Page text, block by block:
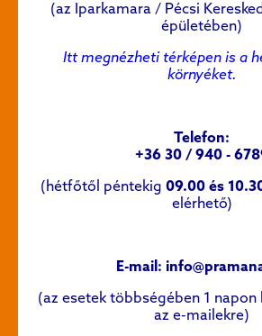
(az Iparkamara / Pécsi
épületében)
Itt megnézheti térképen is a
környéket.
Telefon:
+36 30 / 940 -
(hétfőtől péntekig 09.00 és
elérhető)
E-mail:
(az esetek többségében 1 napon
az e-mailekre)